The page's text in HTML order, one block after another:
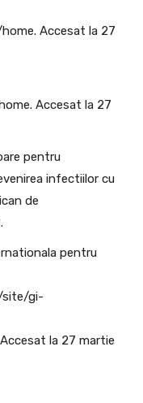
Accesat la 27
Accesat la 27
pentru
infectiilor cu
de
pentru
site/gi-
la 27 martie